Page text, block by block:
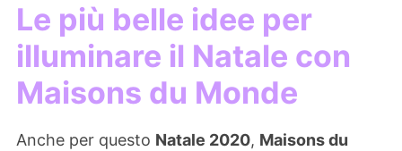
Le più belle idee per
illuminare il Natale con
Maisons du Monde
Anche per questo Natale 2020, Maisons du